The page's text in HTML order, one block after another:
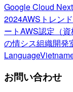
Google Cloud
2024AWSトレン
ートAWS認定（資
の情シス組織開発
Language
お問い合わせ